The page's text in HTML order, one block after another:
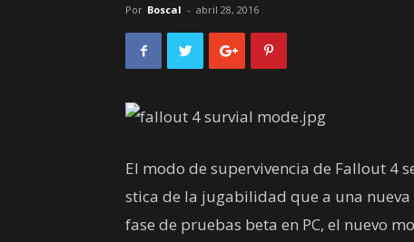
Por Boscal - abril 28, 2016
El modo de supervivencia de Fallout 4
stica de la jugabilidad que a una
fase de pruebas beta en PC, el nuevo